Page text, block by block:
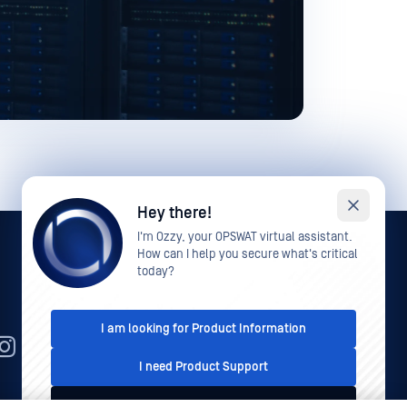
Hey there!
I'm Ozzy, your OPSWAT virtual assistant.
How can I help you secure what's critical
today?
I am looking for Product Information
I need Product Support